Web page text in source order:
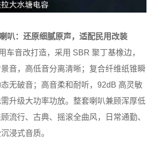
叭：还原细腻原声，适配民用改装
车音改打造，采用 SBR 聚丁基橡边，
音，高低音分离清晰；复合纤维纸锥瞬
无破音；高音柔和耐听，92dB 高灵敏
升级大功率功放。整套喇叭兼顾浑厚低
流行、古典、摇滚全曲风，日常通勤、
浸式音质。